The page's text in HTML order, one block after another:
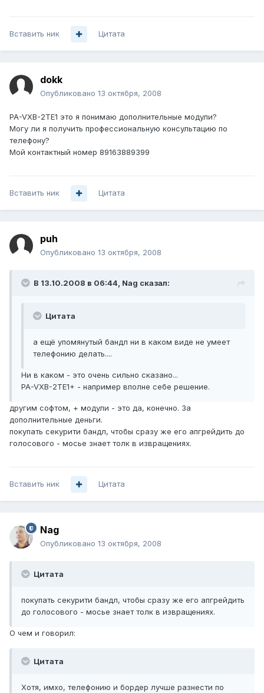
Вставить ник Цитата
dokk
Опубликовано 13 октября, 2008
PA-VXB-2TE1 это я понимаю дополнительные модули?
Могу ли я получить профессиональную консультацию по
телефону?
Мой контактный номер 89163889399
Вставить ник Цитата
puh
Опубликовано 13 октября, 2008
В 13.10.2008 в 06:44, Nag сказал:
Цитата
а ещё упомянутый бандл ни в каком виде не умеет
телефонию делать....
Ни в каком - это очень сильно сказано...
PA-VXB-2TE1+ - например вполне себе решение.
другим софтом, + модули - это да, конечно. За
дополнительные деньги.
покупать секурити бандл, чтобы сразу же его апгрейдить до
голосового - мосье знает толк в извращениях.
Вставить ник Цитата
Nag
Опубликовано 13 октября, 2008
Цитата
покупать секурити бандл, чтобы сразу же его апгрейдить
до голосового - мосье знает толк в извращениях.
О чем и говорил:
Цитата
Хотя, имхо, телефонию и бордер лучше разнести по